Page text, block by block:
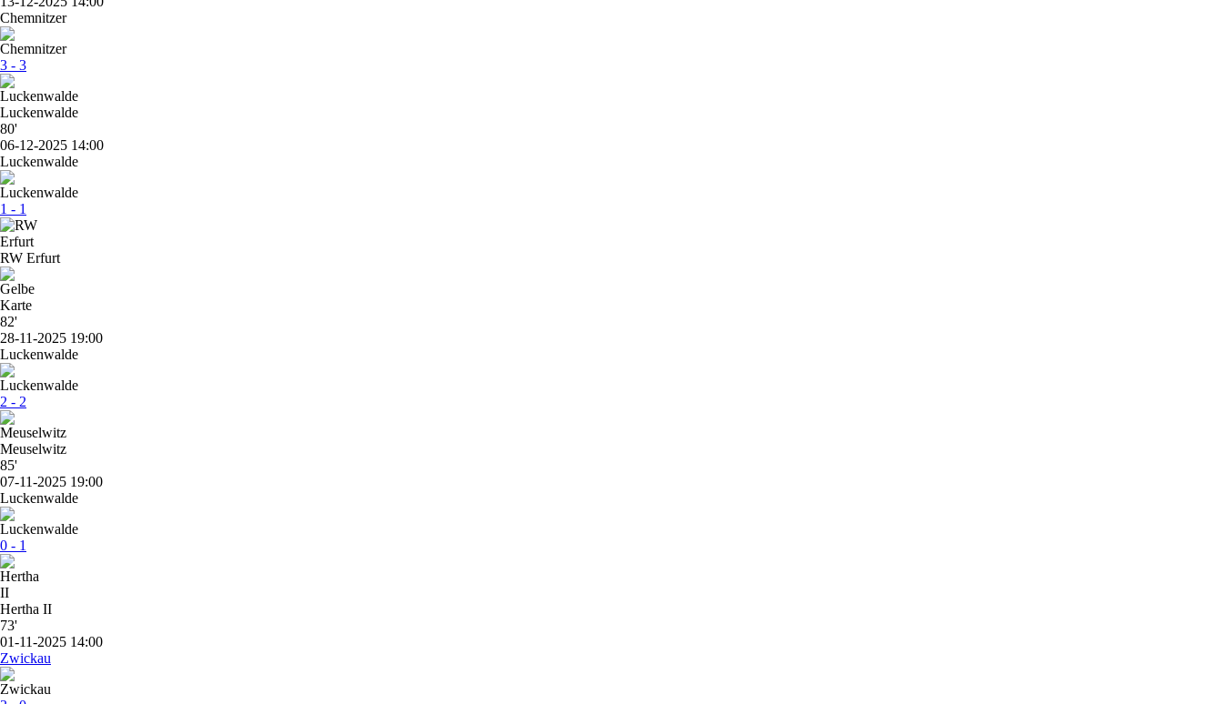
Chemnitzer
3 - 3
Luckenwalde
80'
06-12-2025 14:00
Luckenwalde
1 - 1
RW Erfurt
82'
28-11-2025 19:00
Luckenwalde
2 - 2
Meuselwitz
85'
07-11-2025 19:00
Luckenwalde
0 - 1
Hertha II
73'
01-11-2025 14:00
Zwickau